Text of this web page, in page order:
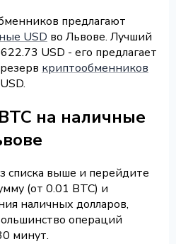
предлагают
USD во Львове. Лучший
USD - его предлагает
криптообменников
на наличные
списка выше и перейдите
(от 0.01 BTC) и
наличных долларов,
операций
минут.